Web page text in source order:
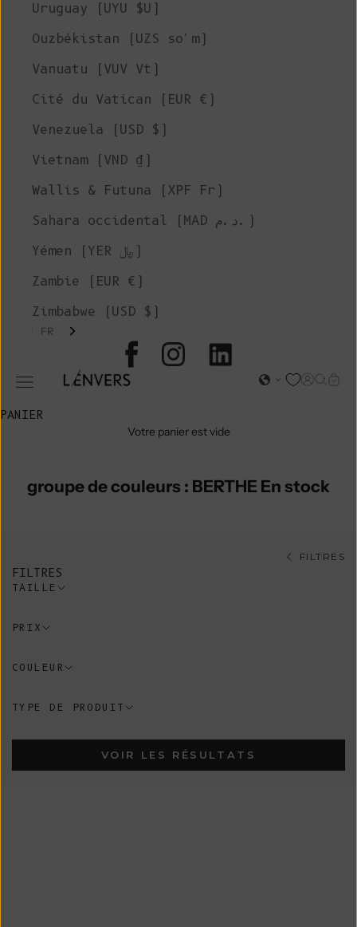
L'ENVERS
Ouvrir le menu de navigation Page
Uruguay (UYU $U)
Ouzbékistan (UZS so'm)
Vanuatu (VUV Vt)
Cité du Vatican (EUR €)
Venezuela (USD $)
Vietnam (VND ₫)
Wallis & Futuna (XPF Fr)
Sahara occidental (MAD د.م.)
Yémen (YER ﷼)
Zambie (EUR €)
Zimbabwe (USD $)
FR
PANIER
Votre panier est vide
groupe de couleurs : BERTHE En stock
FILTRES
FILTRES
TAILLE
PRIX
COULEUR
TYPE DE PRODUIT
VOIR LES RÉSULTATS